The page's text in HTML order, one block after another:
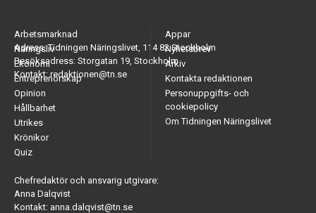
Adress: Tidningen Näringslivet, 114 82 Stockholm
Besöksadress: Storgatan 19, Stockholm
Kontakt: redaktionen@tn.se
Arbetsmarknad
Näringsliv
Ekonomi
Entreprenörskap
Opinion
Hållbarhet
Utrikes
Krönikor
Quiz
Appar
Nyhetsbrev
Arkiv
Kontakta redaktionen
Personuppgifts- och
cookiepolicy
Om Tidningen Näringslivet
Chefredaktör och ansvarig utgivare:
Anna Dalqvist
Kontakt: anna.dalqvist@tn.se